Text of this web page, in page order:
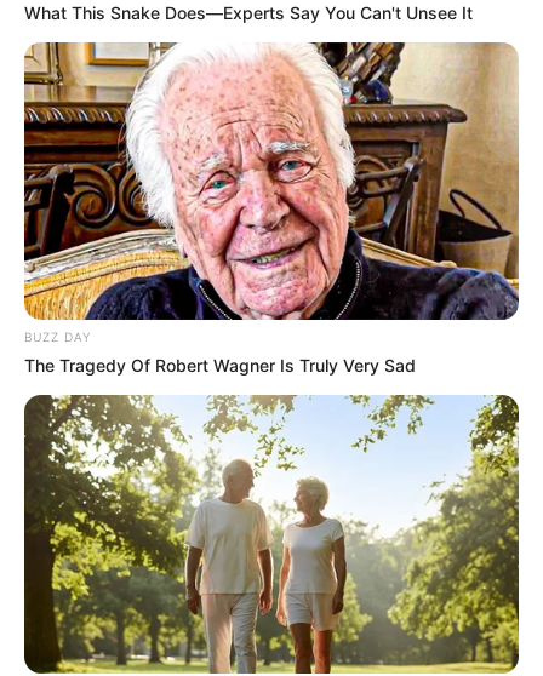
What This Snake Does—Experts Say You Can't Unsee It
BUZZ DAY
The Tragedy Of Robert Wagner Is Truly Very Sad